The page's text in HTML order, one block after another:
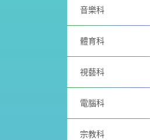
音樂科
體育科
視藝科
電腦科
宗教科